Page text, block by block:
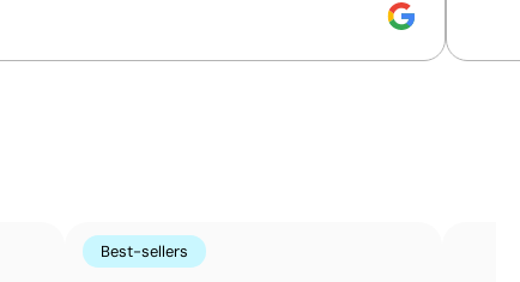
la surface du produit à l’aide d’un laser. Sans
et indélébile sur des matériaux tels que le métal, le
Sur le bois, le rendu final dépendra du veinage du
matériau
Best-sellers